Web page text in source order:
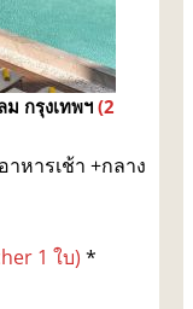
กรุงเทพฯ(2
หารเช้า +กลาง
1 ใบ) *